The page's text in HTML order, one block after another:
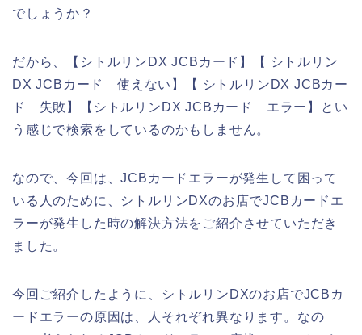
でしょうか？
だから、【シトルリンDX JCBカード】【 シトルリン
DX JCBカード 使えない】【 シトルリンDX JCBカー
ド 失敗】【シトルリンDX JCBカード エラー】とい
う感じで検索をしているのかもしません。
なので、今回は、JCBカードエラーが発生して困って
いる人のために、シトルリンDXのお店でJCBカードエ
ラーが発生した時の解決方法をご紹介させていただき
ました。
今回ご紹介したように、シトルリンDXのお店でJCBカ
ードエラーの原因は、人それぞれ異なります。なの